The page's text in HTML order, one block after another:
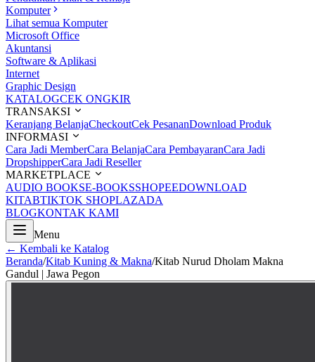
Komputer
Lihat semua Komputer
Microsoft Office
Akuntansi
Software & Aplikasi
Internet
Graphic Design
KATALOGCEK ONGKIR
TRANSAKSI
Keranjang BelanjaCheckoutCek PesananDownload Produk
INFORMASI
Cara Jadi MemberCara BelanjaCara PembayaranCara Jadi
DropshipperCara Jadi Reseller
MARKETPLACE
AUDIO BOOKSE-BOOKSSHOPEEDOWNLOAD
KITABTIKTOK SHOPLAZADA
BLOGKONTAK KAMI
Menu
← Kembali ke Katalog
Beranda/Kitab Kuning & Makna/Kitab Nurud Dholam Makna
Gandul | Jawa Pegon